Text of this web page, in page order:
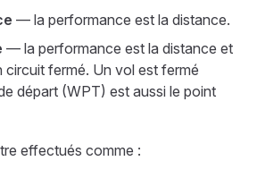
— la performance est la distance.
— la performance est la distance et
circuit fermé. Un vol est fermé
départ (WPT) est aussi le point
effectués comme :